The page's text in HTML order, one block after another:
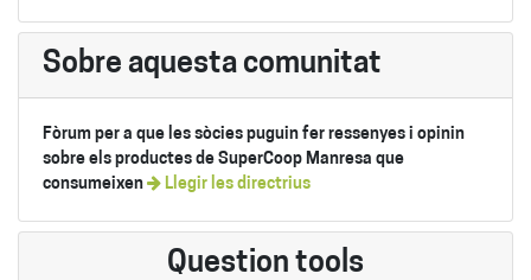
Sobre aquesta comunitat
Fòrum per a que les sòcies puguin fer ressenyes i opinin
sobre els productes de SuperCoop Manresa que
consumeixen
Llegir les directrius
Question tools